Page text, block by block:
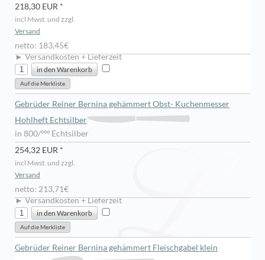
218,30 EUR *
incl Mwst. und zzgl.
Versand
netto: 183,45€
► Versandkosten + Lieferzeit
Gebrüder Reiner Bernina gehämmert Obst- Kuchenmesser
Hohlheft Echtsilber
in 800/ººº Echtsilber
254,32 EUR *
incl Mwst. und zzgl.
Versand
netto: 213,71€
► Versandkosten + Lieferzeit
Gebrüder Reiner Bernina gehämmert Fleischgabel klein